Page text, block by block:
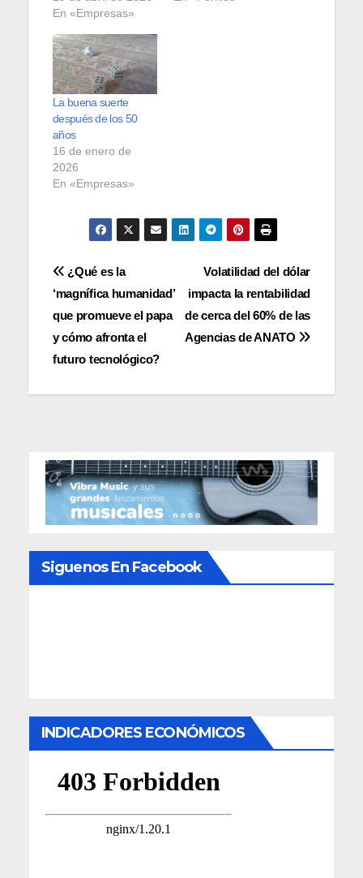
En «Empresas»
La buena suerte
después de los 50
años
16 de enero de
2026
En «Empresas»
Navegación
de
entradas
Volatilidad del dólar
impacta la rentabilidad
de cerca del 60% de las
Agencias de ANATO
¿Qué es la
‘magnífica humanidad’
que promueve el papa
y cómo afronta el
futuro tecnológico?
Siguenos En Facebook
INDICADORES ECONÓMICOS